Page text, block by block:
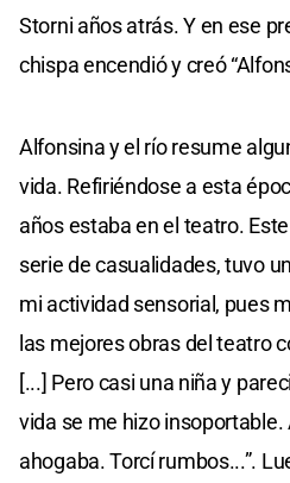
Storni años atrás. Y en ese
chispa encendió y creó
Alfonsina y el río resume
vida. Refiriéndose a esta
años estaba en el teatro.
serie de casualidades, tuvo
mi actividad sensorial, pues
las mejores obras del teatro
[...] Pero casi una niña y
vida se me hizo
ahogaba. Torcí rumbos...”.